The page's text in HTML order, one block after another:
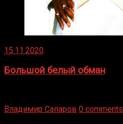
15.11.2020
Большой белый обман
Владимир Сапаров 0 comments